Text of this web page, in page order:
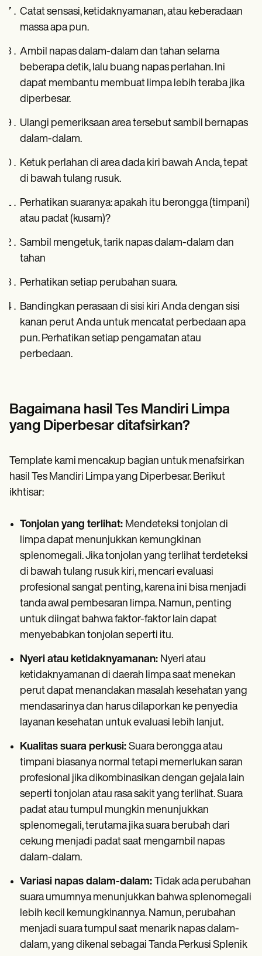
Catat sensasi, ketidaknyamanan, atau keberadaan
massa apa pun.
Ambil napas dalam-dalam dan tahan selama
beberapa detik, lalu buang napas perlahan. Ini
dapat membantu membuat limpa lebih teraba jika
diperbesar.
Ulangi pemeriksaan area tersebut sambil bernapas
dalam-dalam.
Ketuk perlahan di area dada kiri bawah Anda, tepat
di bawah tulang rusuk.
Perhatikan suaranya: apakah itu berongga (timpani)
atau padat (kusam)?
Sambil mengetuk, tarik napas dalam-dalam dan
tahan
Perhatikan setiap perubahan suara.
Bandingkan perasaan di sisi kiri Anda dengan sisi
kanan perut Anda untuk mencatat perbedaan apa
pun. Perhatikan setiap pengamatan atau
perbedaan.
Bagaimana hasil Tes Mandiri Limpa
yang Diperbesar ditafsirkan?
Template kami mencakup bagian untuk menafsirkan
hasil Tes Mandiri Limpa yang Diperbesar. Berikut
ikhtisar:
Tonjolan yang terlihat: Mendeteksi tonjolan di
limpa dapat menunjukkan kemungkinan
splenomegali. Jika tonjolan yang terlihat terdeteksi
di bawah tulang rusuk kiri, mencari evaluasi
profesional sangat penting, karena ini bisa menjadi
tanda awal pembesaran limpa. Namun, penting
untuk diingat bahwa faktor-faktor lain dapat
menyebabkan tonjolan seperti itu.
Nyeri atau ketidaknyamanan: Nyeri atau
ketidaknyamanan di daerah limpa saat menekan
perut dapat menandakan masalah kesehatan yang
mendasarinya dan harus dilaporkan ke penyedia
layanan kesehatan untuk evaluasi lebih lanjut.
Kualitas suara perkusi: Suara berongga atau
timpani biasanya normal tetapi memerlukan saran
profesional jika dikombinasikan dengan gejala lain
seperti tonjolan atau rasa sakit yang terlihat. Suara
padat atau tumpul mungkin menunjukkan
splenomegali, terutama jika suara berubah dari
cekung menjadi padat saat mengambil napas
dalam-dalam.
Variasi napas dalam-dalam: Tidak ada perubahan
suara umumnya menunjukkan bahwa splenomegali
lebih kecil kemungkinannya. Namun, perubahan
menjadi suara tumpul saat menarik napas dalam-
dalam, yang dikenal sebagai Tanda Perkusi Splenik